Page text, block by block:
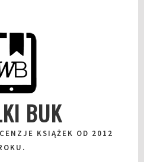
BUK
KSIĄŻEK OD 2012